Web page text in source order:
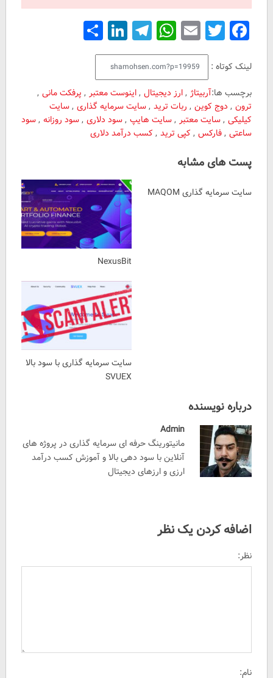
Facebook
Twitter
Email
WhatsApp
Telegram
LinkedIn
Share
لینک کوتاه :
برچسب ها:آربیتاژ ,ارز دیجیتال ,اینوست معتبر , پرفکت مانی ,
ترون , دوج کوین , ربات ترید ,سایت سرمایه گذاری ,سایت
کیلیکی ,سایت معتبر ,سایت هایپ ,سود دلاری ,سود روزانه ,سود
ساعتی ,فارکس , کپی ترید , کسب درآمد دلاری
پست های مشابه
NexusBit
سایت سرمایه گذاری MAQOM
سایت سرمایه گذاری با سود بالا
SVUEX
درباره نویسنده
Admin
مانیتورینگ حرفه ای سرمایه گذاری در پروژه های
آنلاین با سود دهی بالا و آموزش کسب درآمد
ارزی و ارزهای دیجیتال
اضافه کردن یک نظر
نظر:
نام: